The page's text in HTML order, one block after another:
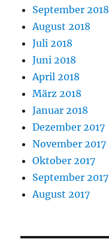
September 2018
August 2018
Juli 2018
Juni 2018
April 2018
März 2018
Januar 2018
Dezember 2017
November 2017
Oktober 2017
September 2017
August 2017